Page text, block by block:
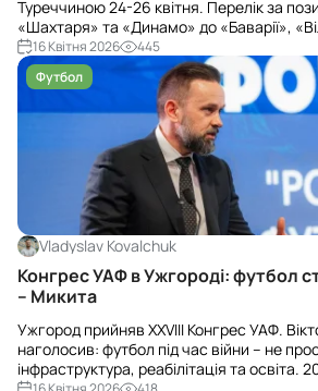
Туреччиною 24-26 квітня. Перелік за
«Шахтаря» та «Динамо» до «Баварії»,
«Брайтона». Дивіться повний список.
16 Квітня 2026
445
Футбол
Vladyslav Kovalchuk
Конгрес УАФ в Ужгороді: футбол
– Микита
Ужгород прийняв ХХVІІІ Конгрес УАФ.
наголосив: футбол під час війни – не
інфраструктура, реабілітація та освіта.